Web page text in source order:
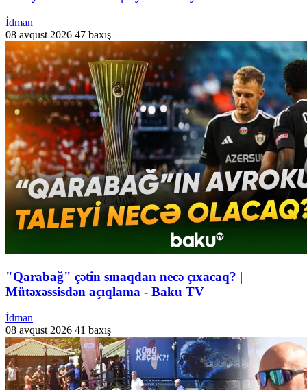
İdman
08 avqust 2026 47 baxış
"Qarabağ" çətin sınaqdan necə çıxacaq? |
Mütəxəssisdən açıqlama - Baku TV
İdman
08 avqust 2026 41 baxış